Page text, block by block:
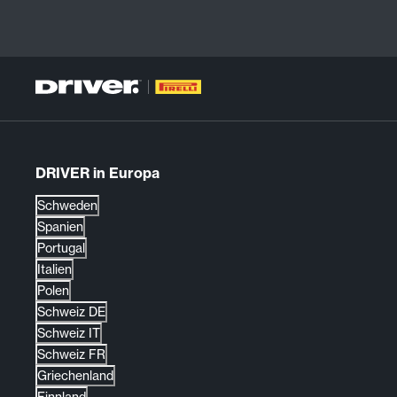
DRIVER in Europa
Schweden
Spanien
Portugal
Italien
Polen
Schweiz DE
Schweiz IT
Schweiz FR
Griechenland